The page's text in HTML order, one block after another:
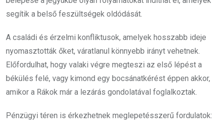
segítik a belső feszültségek oldódását.
A családi és érzelmi konfliktusok, amelyek hosszabb ideje
nyomasztották őket, váratlanul könnyebb irányt vehetnek.
Előfordulhat, hogy valaki végre megteszi az első lépést a
békülés felé, vagy kimond egy bocsánatkérést éppen akkor,
amikor a Rákok már a lezárás gondolatával foglalkoztak.
Pénzügyi téren is érkezhetnek meglepetésszerű fordulatok: